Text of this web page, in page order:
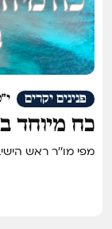
פנינים יקרים
כח מיוחד
מפי מו''ר ראש הישיבה הרב בניהו שמואלי שליט''א